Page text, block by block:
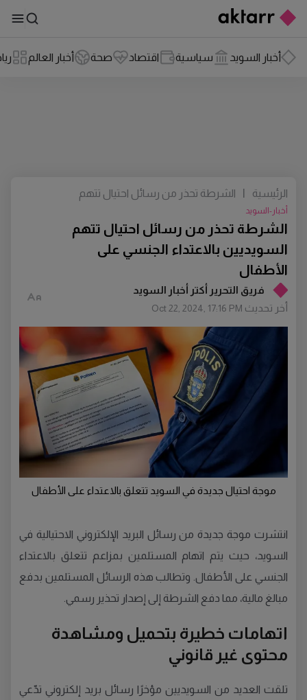
أخبار السويد سياسية اقتصاد صحة أخبار العالم
فريق التحرير أكتر أخبار السويد
أخر تحديث Oct 22, 2024, 17:16 PM
الشرطة تحذر من رسائل احتيال تتهم
السويديين بالاعتداء الجنسي على
الأطفال
أخبار-السويد
الرئيسية
الشرطة تحذر من رسائل احتيال تتهم
موجة احتيال جديدة في السويد تتعلق بالاعتداء على الأطفال
انتشرت موجة جديدة من رسائل البريد الإلكتروني الاحتيالية في
السويد، حيث يتم اتهام المستلمين بمزاعم تتعلق بالاعتداء
الجنسي على الأطفال. وتطالب هذه الرسائل المستلمين بدفع
مبالغ مالية، مما دفع الشرطة إلى إصدار تحذير رسمي.
اتهامات خطيرة بتحميل ومشاهدة
محتوى غير قانوني
تلقت العديد من السويديين مؤخرًا رسائل بريد إلكتروني تدّعي